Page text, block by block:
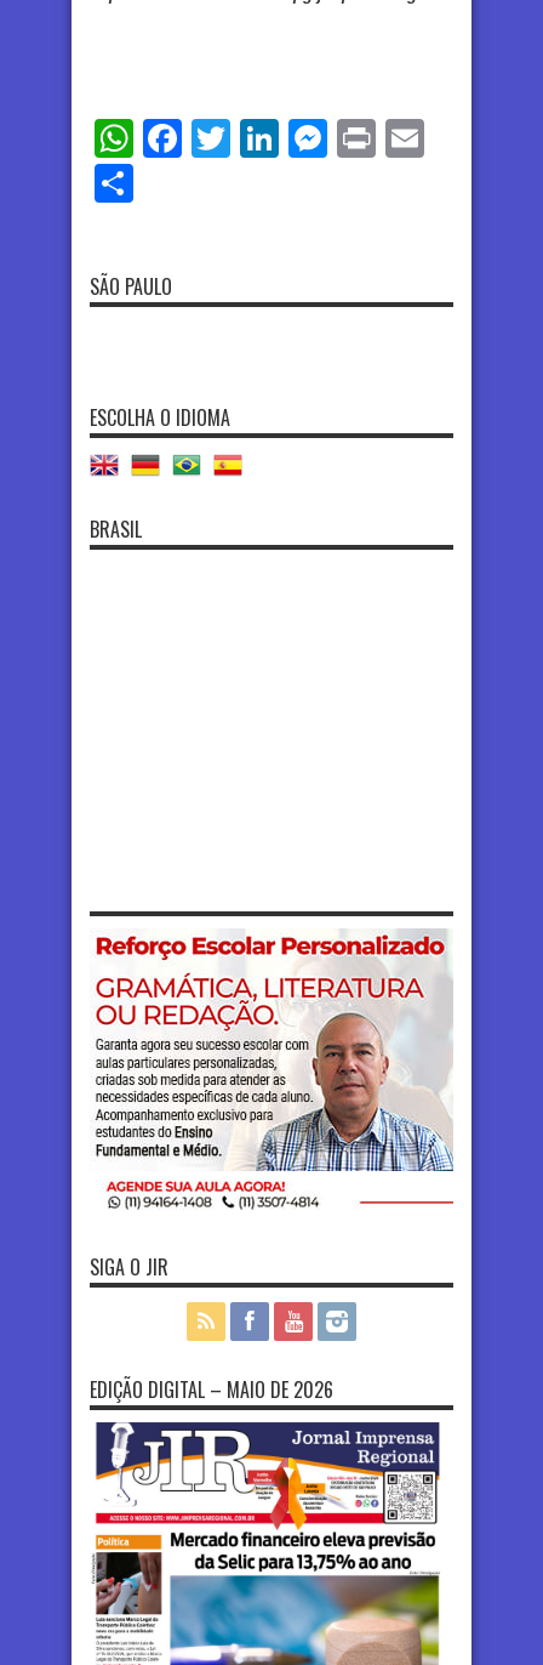
WhatsApp
Facebook
TwitterLinkedIn
Messenger
Print
SÃO PAULO
ESCOLHA O IDIOMA
BRASIL
SIGA O JIR
EDIÇÃO DIGITAL – MAIO DE 2026